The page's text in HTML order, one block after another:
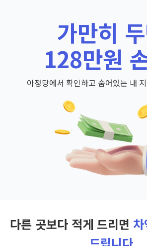
가만히
128만원
아정당에서 확인하고 숨어있는 내
다른 곳보다 적게 드리면